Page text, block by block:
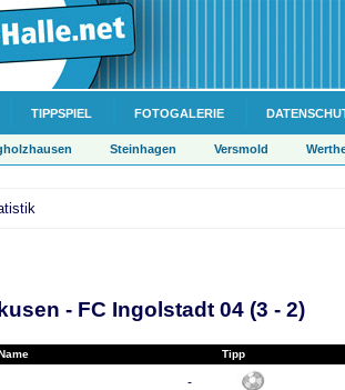
TIPPSPIEL FOTOGALERIE
Steinhagen Versmold
- FC Ingolstadt 04 (3 - 2)
Tipp
-